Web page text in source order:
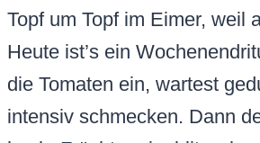
Topf um Topf im Eimer, weil
Heute ist’s ein
die Tomaten ein, wartest
intensiv schmecken. Dann